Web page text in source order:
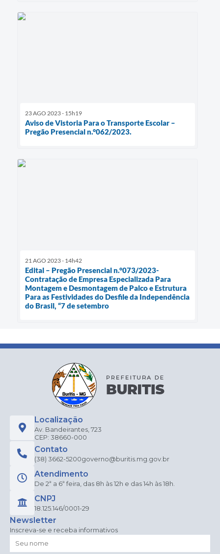
23 AGO 2023 - 15h19
Aviso de Vistoria Para o Transporte Escolar –
Pregão Presencial n.°062/2023.
21 AGO 2023 - 14h42
Edital – Pregão Presencial n.°073/2023-
Contratação de Empresa Especializada Para
Montagem e Desmontagem de Palco e Estrutura
Para as Festividades do Desfile da Independência
do Brasil, “7 de setembro
Localização
Av. Bandeirantes, 723
CEP: 38660-000
Contato
(38) 3662-5200governo@buritis.mg.gov.br
Atendimento
De 2ª a 6ª feira, das 8h às 12h e das 14h às 18h.
CNPJ
18.125.146/0001-29
Newsletter
Inscreva-se e receba informativos